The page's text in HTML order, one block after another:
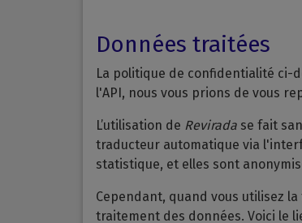
Données traitées
La politique de confidentialité ci-
l'API, nous vous prions de vous
L’utilisation de Revirada se fait
traducteur automatique via
statistique, et elles sont
Cependant, quand vous utilisez
traitement des données. Voici le